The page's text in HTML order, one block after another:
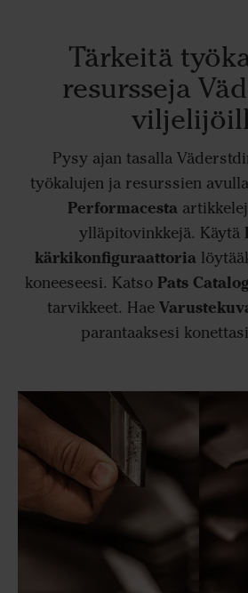
Tärkeitä
resursseja
Pysy ajan tasalla
työkalujen ja resurssien
Performacesta
ylläpitovinkkejä. Käytä
kärkikonfiguraattoria
koneeseesi. Katso Pats
tarvikkeet. Hae
parantaaksesi